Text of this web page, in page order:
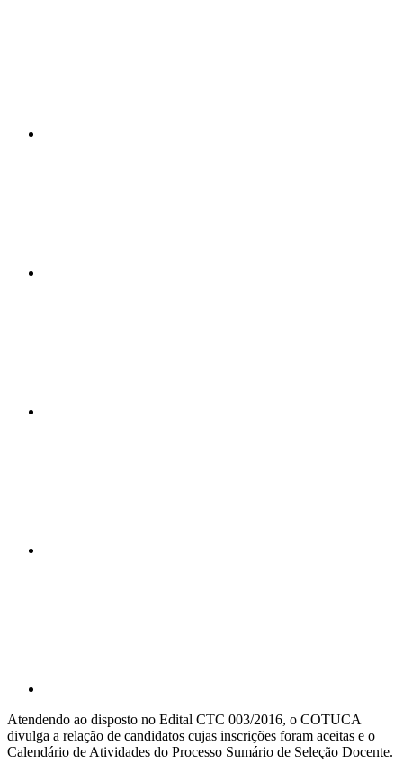
Atendendo ao disposto no Edital CTC 003/2016, o COTUCA
divulga a relação de candidatos cujas inscrições foram aceitas e o
Calendário de Atividades do Processo Sumário de Seleção Docente.